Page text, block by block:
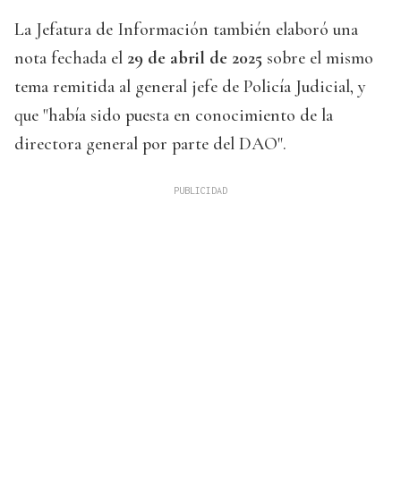
La Jefatura de Información también elaboró una
nota fechada el 29 de abril de 2025 sobre el mismo
tema remitida al general jefe de Policía Judicial, y
que "había sido puesta en conocimiento de la
directora general por parte del DAO".